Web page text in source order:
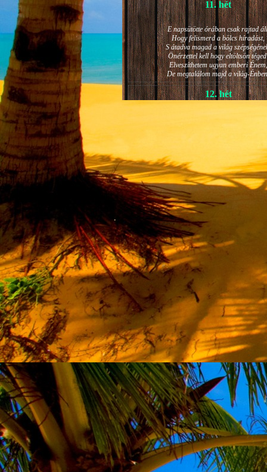
11. hét
E napsütötte órában csak rajtad
Hogy felismerd a bölcs híradást,
S átadva magad a világ
Önérzettel kell hogy eltöltsön
Elveszíthetem ugyan emberi Énem,
De megtalálom majd a világ-
12. hét
Késztessem kozmikus
Életem isteni képességeit:
Hogy saját lényemet elhagyjam,
S bizakodva keressem önmagam
A kozmikus hő- és fényáradatban.
13. hét
És szárnyalván érzéki
Lelkem mélységeiben is fellobban,
S az isteni igazság szava szól
A szellem tüzének világából:
Szellemi alapjaidhoz eljutva ismerd
Hogy rokonságban állsz a
14. hét
Átadva magam az érzékek
Elveszítettem azt, ami saját lényem
S már úgy tűnt, hogy a gondolkodás
Kábulttá vált Énemet is magával
De ébresztőleg hatva rám az érzéki
A kozmikus gondolkodás is egyre
15. hét
Mint akit elvarázsoltak, megérzem
A szellem működését a kozmikus
Mely az érzéketlenségbe
Burkolta saját lényem,
Hogy olyan erőt adjon nekem,
Mely önmagától adódni képtelen:
Saját behatárolt Énem.